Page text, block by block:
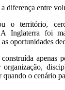
diferença entre
o território,
A Inglaterra foi
oportunidades
apenas
quando o cenário